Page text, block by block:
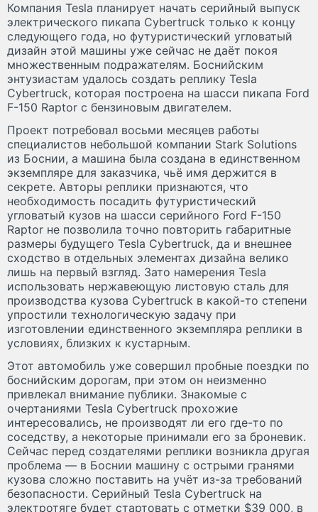
Компания Tesla планирует начать серийный выпуск
электрического пикапа Cybertruck только к концу
следующего года, но футуристический угловатый
дизайн этой машины уже сейчас не даёт покоя
множественным подражателям. Боснийским
энтузиастам удалось создать реплику Tesla
Cybertruck, которая построена на шасси пикапа Ford
F-150 Raptor с бензиновым двигателем.
Проект потребовал восьми месяцев работы
специалистов небольшой компании Stark Solutions
из Боснии, а машина была создана в единственном
экземпляре для заказчика, чьё имя держится в
секрете. Авторы реплики признаются, что
необходимость посадить футуристический
угловатый кузов на шасси серийного Ford F-150
Raptor не позволила точно повторить габаритные
размеры будущего Tesla Cybertruck, да и внешнее
сходство в отдельных элементах дизайна велико
лишь на первый взгляд. Зато намерения Tesla
использовать нержавеющую листовую сталь для
производства кузова Cybertruck в какой-то степени
упростили технологическую задачу при
изготовлении единственного экземпляра реплики в
условиях, близких к кустарным.
Этот автомобиль уже совершил пробные поездки по
боснийским дорогам, при этом он неизменно
привлекал внимание публики. Знакомые с
очертаниями Tesla Cybertruck прохожие
интересовались, не производят ли его где-то по
соседству, а некоторые принимали его за броневик.
Сейчас перед создателями реплики возникла другая
проблема — в Боснии машину с острыми гранями
кузова сложно поставить на учёт из-за требований
безопасности. Серийный Tesla Cybertruck на
электротяге будет стартовать с отметки $39 000, в